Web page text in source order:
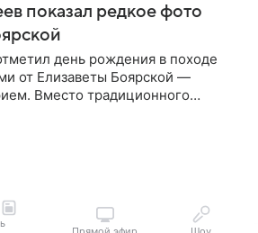
показал редкое фото
день рождения в походе
от Елизаветы Боярской —
Вместо традиционного